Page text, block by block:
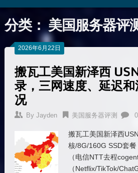
分类：美国服务器评
2026年6月22日
搬瓦工美国新泽西
录，三网速度、延迟
况
By Jayden 美国服务器评测
搬瓦工美国新泽西
核/8G/160G SSD套
（电信NTT去程
（Netflix/TikTok/